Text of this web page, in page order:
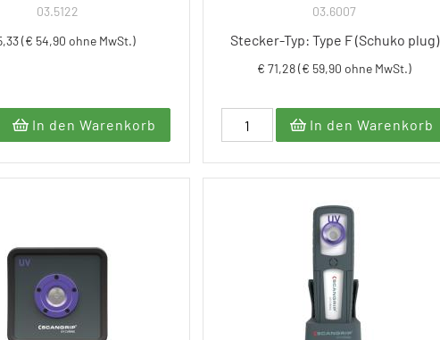
03.5122
(€ 54,90 ohne MwSt.)
In den Warenkorb
03.6007
Stecker-Typ: Type F (Schuko plug)
€ 71,28 (€ 59,90 ohne MwSt.)
In den Warenkorb